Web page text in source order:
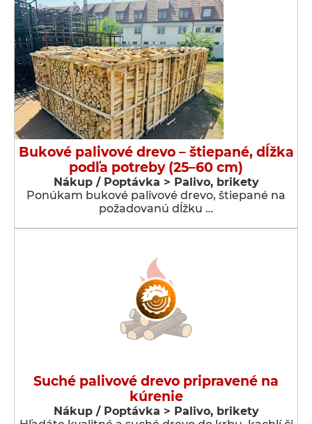
Bukové palivové drevo – štiepané, dĺžka
podľa potreby (25–60 cm)
Nákup / Poptávka > Palivo, brikety
Ponúkam bukové palivové drevo, štiepané na
požadovanú dĺžku …
Suché palivové drevo pripravené na
kúrenie
Nákup / Poptávka > Palivo, brikety